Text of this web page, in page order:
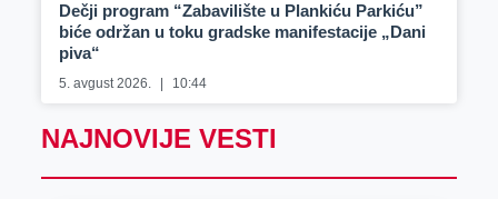
Dečji program “Zabavilište u Plankiću Parkiću”
biće održan u toku gradske manifestacije „Dani
piva“
5. avgust 2026. 10:44
NAJNOVIJE VESTI